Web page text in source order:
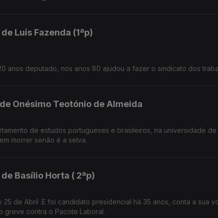
Luís Fazenda (1ªp)
anos deputado, nos anos 80 ajudou a fazer o sindicato dos
Onésimo Teotónio de Almeida
morrer senão é a selva.
Basílio Horta ( 2ªp)
foi candidato presidencial há 35 anos, conta a sua vontade.
greve contra o Pacote Laboral.